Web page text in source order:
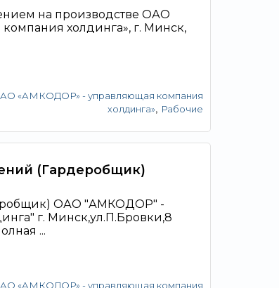
на производстве ОАО
холдинга», г. Минск,
«АМКОДОР» - управляющая компания
холдинга», Рабочие
(Гардеробщик)
ОАО "АМКОДОР" -
г. Минск,ул.П.Бровки,8
...
«АМКОДОР» - управляющая компания